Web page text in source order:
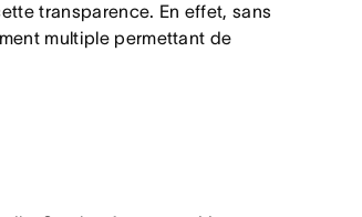
transparence. En effet, sans
multiple permettant de